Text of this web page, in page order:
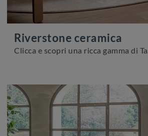
Riverstone ceramica